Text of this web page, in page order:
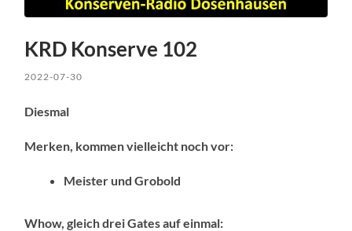
KRD Konserve 102
2022-07-30
Diesmal
Merken, kommen vielleicht noch vor:
Meister und Grobold
Whow, gleich drei Gates auf einmal: